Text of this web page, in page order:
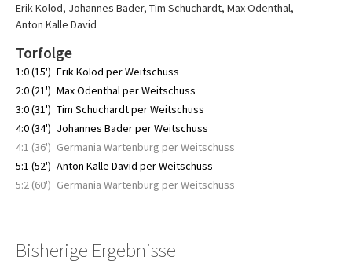
Erik Kolod, Johannes Bader, Tim Schuchardt, Max Odenthal,
Anton Kalle David
Torfolge
1:0 (15') Erik Kolod per Weitschuss
2:0 (21') Max Odenthal per Weitschuss
3:0 (31') Tim Schuchardt per Weitschuss
4:0 (34') Johannes Bader per Weitschuss
4:1 (36') Germania Wartenburg per Weitschuss
5:1 (52') Anton Kalle David per Weitschuss
5:2 (60') Germania Wartenburg per Weitschuss
Bisherige Ergebnisse